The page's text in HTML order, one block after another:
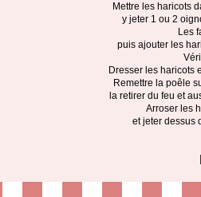
Mettre les haricots
y jeter 1 ou 2
Les
puis ajouter les
Dresser les haricots
Remettre la poêle
la retirer du feu et
Arroser les
et jeter dessus